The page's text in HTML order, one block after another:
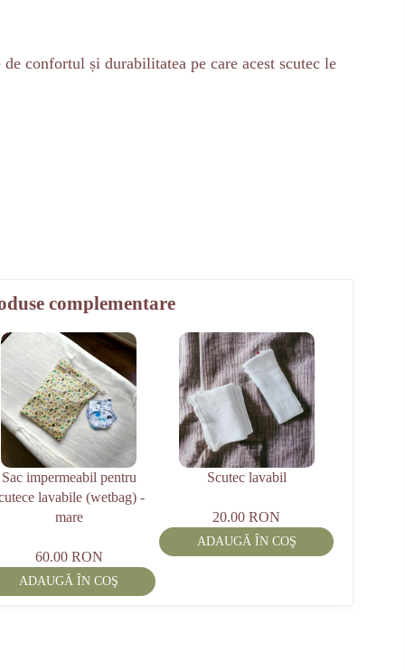
confortul și durabilitatea pe care acest scutec le
complementare
Sac impermeabil pentru
lavabile (wetbag) -
mare
60.00 RON
ADAUGĂ ÎN COŞ
Scutec lavabil
20.00 RON
ADAUGĂ ÎN COŞ